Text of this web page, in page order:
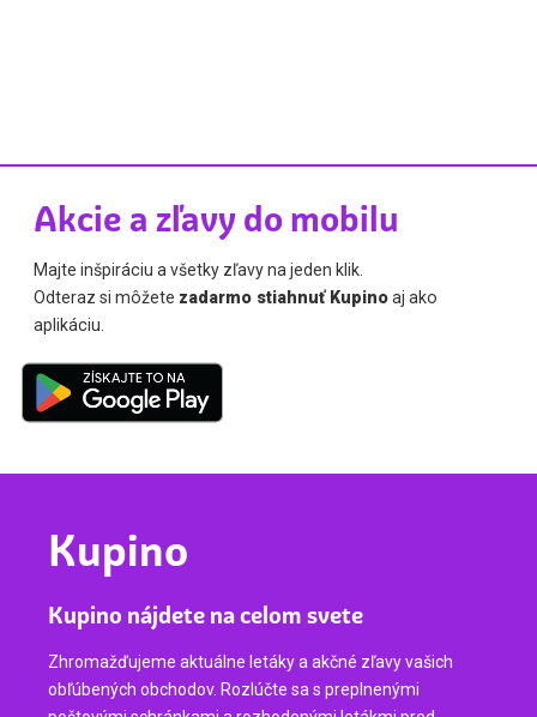
Akcie a zľavy do mobilu
Majte inšpiráciu a všetky zľavy na jeden klik.
Odteraz si môžete zadarmo stiahnuť Kupinoaj ako
aplikáciu.
Kupino
Kupino nájdete na celom svete
Zhromažďujeme aktuálne letáky a akčné zľavy vašich
obľúbených obchodov. Rozlúčte sa s preplnenými